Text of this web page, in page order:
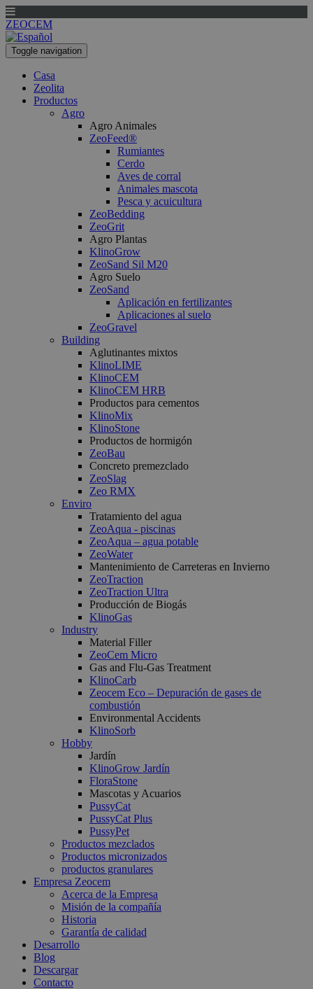
ZEOCEM
Toggle navigation
Casa
Zeolita
Productos
Agro
Agro Animales
ZeoFeed®
Rumiantes
Cerdo
Aves de corral
Animales mascota
Pesca y acuicultura
ZeoBedding
ZeoGrit
Agro Plantas
KlinoGrow
ZeoSand Sil M20
Agro Suelo
ZeoSand
Aplicación en fertilizantes
Aplicaciones al suelo
ZeoGravel
Building
Aglutinantes mixtos
KlinoLIME
KlinoCEM
KlinoCEM HRB
Productos para cementos
KlinoMix
KlinoStone
Productos de hormigón
ZeoBau
Concreto premezclado
ZeoSlag
Zeo RMX
Enviro
Tratamiento del agua
ZeoAqua - piscinas
ZeoAqua – agua potable
ZeoWater
Mantenimiento de Carreteras en Invierno
ZeoTraction
ZeoTraction Ultra
Producción de Biogás
KlinoGas
Industry
Material Filler
ZeoCem Micro
Gas and Flu-Gas Treatment
KlinoCarb
Zeocem Eco – Depuración de gases de
combustión
Environmental Accidents
KlinoSorb
Hobby
Jardín
KlinoGrow Jardín
FloraStone
Mascotas y Acuarios
PussyCat
PussyCat Plus
PussyPet
Productos mezclados
Productos micronizados
productos granulares
Empresa Zeocem
Acerca de la Empresa
Misión de la compañía
Historia
Garantía de calidad
Desarrollo
Blog
Descargar
Contacto